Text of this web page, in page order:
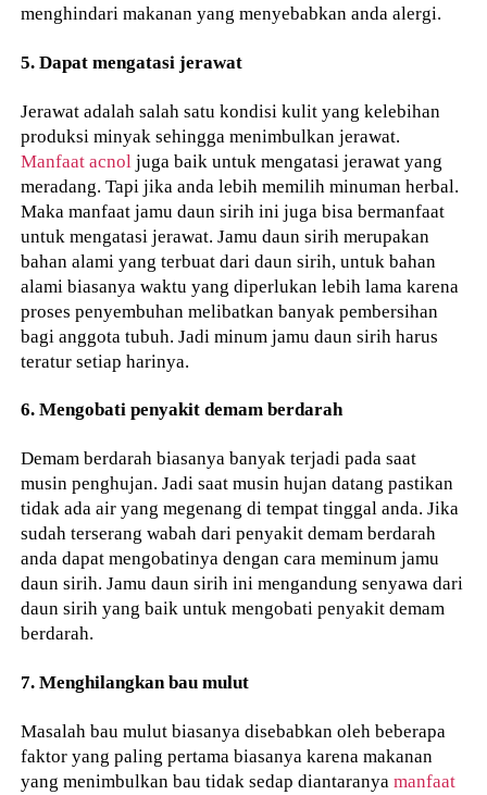
menghindari makanan yang menyebabkan anda alergi.
5. Dapat mengatasi jerawat
Jerawat adalah salah satu kondisi kulit yang kelebihan
produksi minyak sehingga menimbulkan jerawat.
Manfaat acnol juga baik untuk mengatasi jerawat yang
meradang. Tapi jika anda lebih memilih minuman herbal.
Maka manfaat jamu daun sirih ini juga bisa bermanfaat
untuk mengatasi jerawat. Jamu daun sirih merupakan
bahan alami yang terbuat dari daun sirih, untuk bahan
alami biasanya waktu yang diperlukan lebih lama karena
proses penyembuhan melibatkan banyak pembersihan
bagi anggota tubuh. Jadi minum jamu daun sirih harus
teratur setiap harinya.
6. Mengobati penyakit demam berdarah
Demam berdarah biasanya banyak terjadi pada saat
musin penghujan. Jadi saat musin hujan datang pastikan
tidak ada air yang megenang di tempat tinggal anda. Jika
sudah terserang wabah dari penyakit demam berdarah
anda dapat mengobatinya dengan cara meminum jamu
daun sirih. Jamu daun sirih ini mengandung senyawa dari
daun sirih yang baik untuk mengobati penyakit demam
berdarah.
7. Menghilangkan bau mulut
Masalah bau mulut biasanya disebabkan oleh beberapa
faktor yang paling pertama biasanya karena makanan
yang menimbulkan bau tidak sedap diantaranyamanfaat